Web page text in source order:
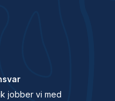
jobber vi med